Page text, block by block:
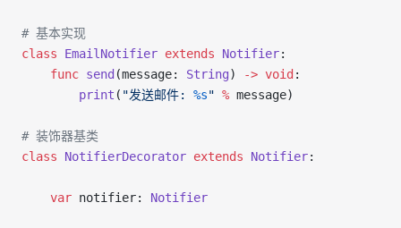
# 基本实现
class EmailNotifier extends Notifier:
    func
send (message: String) -> void :
        print
( "发送邮件: %s" % message)
# 装饰器基类
class NotifierDecorator extends Notifier:
    var
notifier: Notifier